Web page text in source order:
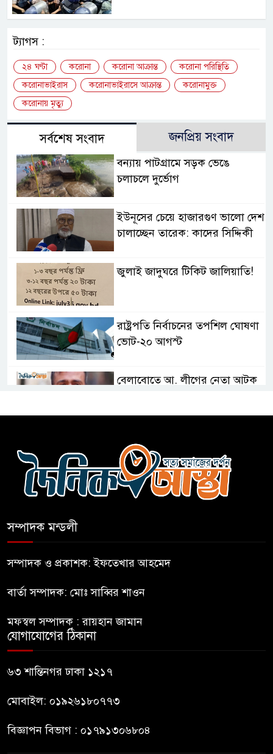
ট্যাগস :
২৪ ঘণ্টা করোনা করোনা আক্রান্ত
করোনা পরিস্থিতি
করোনাভাইরাস
করোনাভাইরাসে আক্রান্ত
করোনামুক্ত
করোনায় মৃত্যু
সর্বশেষ সংবাদ জনপ্রিয় সংবাদ
বন্যায় পাটগ্রামে সড়ক ভেঙে
চলাচলে দুর্ভোগ
ইউনূসের চেয়ে হাজারগুণ ভালো দেশ
চালাচ্ছেন তারেক: কাদের সিদ্দিকী
জুলাই জাদুঘরে টিকিট জালিয়াতি!
রাষ্ট্রপতি নির্বাচনের তপশিল ঘোষণা
ভোট-২০ আগস্ট
বেলাবোতে আ. লীগের নেতা আটক
ছাড়লেন ১১ দলের নেতারা
এআই বক্তব্য দিয়েছে শেখ হাসিনা
ঐক্যের পদযাত্রা আটকে দিলো
সুযোগ দেওয়ায় ঢাকার ক্ষোভ
সম্পাদক মন্ডলী
সম্পাদক ও প্রকাশক: ইফতেখার আহমেদ
বার্তা সম্পাদক: মোঃ সাব্বির শাওন
মফস্বল সম্পাদক : রায়হান জামান
যোগাযোগের ঠিকানা
৬৩ শান্তিনগর ঢাকা ১২১৭
মোবাইল: ০১৯২৬১৮০৭৭৩
বিজ্ঞাপন বিভাগ : ০১৭৯১৩০৬৮০৪